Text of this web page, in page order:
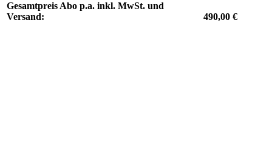
Gesamtpreis Abo p.a. inkl. MwSt. und
Versand:
490,00 €